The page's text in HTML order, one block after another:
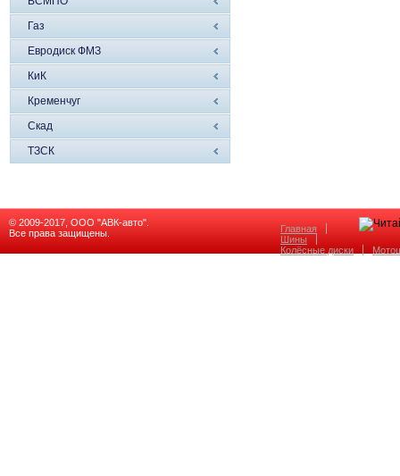
Газ
Евродиск ФМЗ
КиК
Кременчуг
Скад
ТЗСК
© 2009-2017, ООО "АВК-авто".
Все права защищены.
Главная
Шины
Колёсные диски